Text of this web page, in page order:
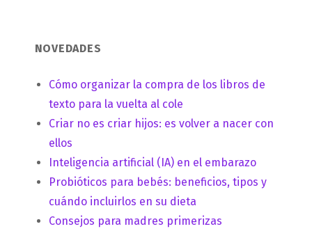
NOVEDADES
Cómo organizar la compra de los libros de
texto para la vuelta al cole
Criar no es criar hijos: es volver a nacer con
ellos
Inteligencia artificial (IA) en el embarazo
Probióticos para bebés: beneficios, tipos y
cuándo incluirlos en su dieta
Consejos para madres primerizas